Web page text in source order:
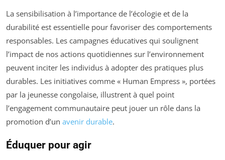
La sensibilisation à l’importance de l’écologie et de la
durabilité est essentielle pour favoriser des comportements
responsables. Les campagnes éducatives qui soulignent
l’impact de nos actions quotidiennes sur l’environnement
peuvent inciter les individus à adopter des pratiques plus
durables. Les initiatives comme « Human Empress », portées
par la jeunesse congolaise, illustrent à quel point
l’engagement communautaire peut jouer un rôle dans la
promotion d’un avenir durable.
Éduquer pour agir